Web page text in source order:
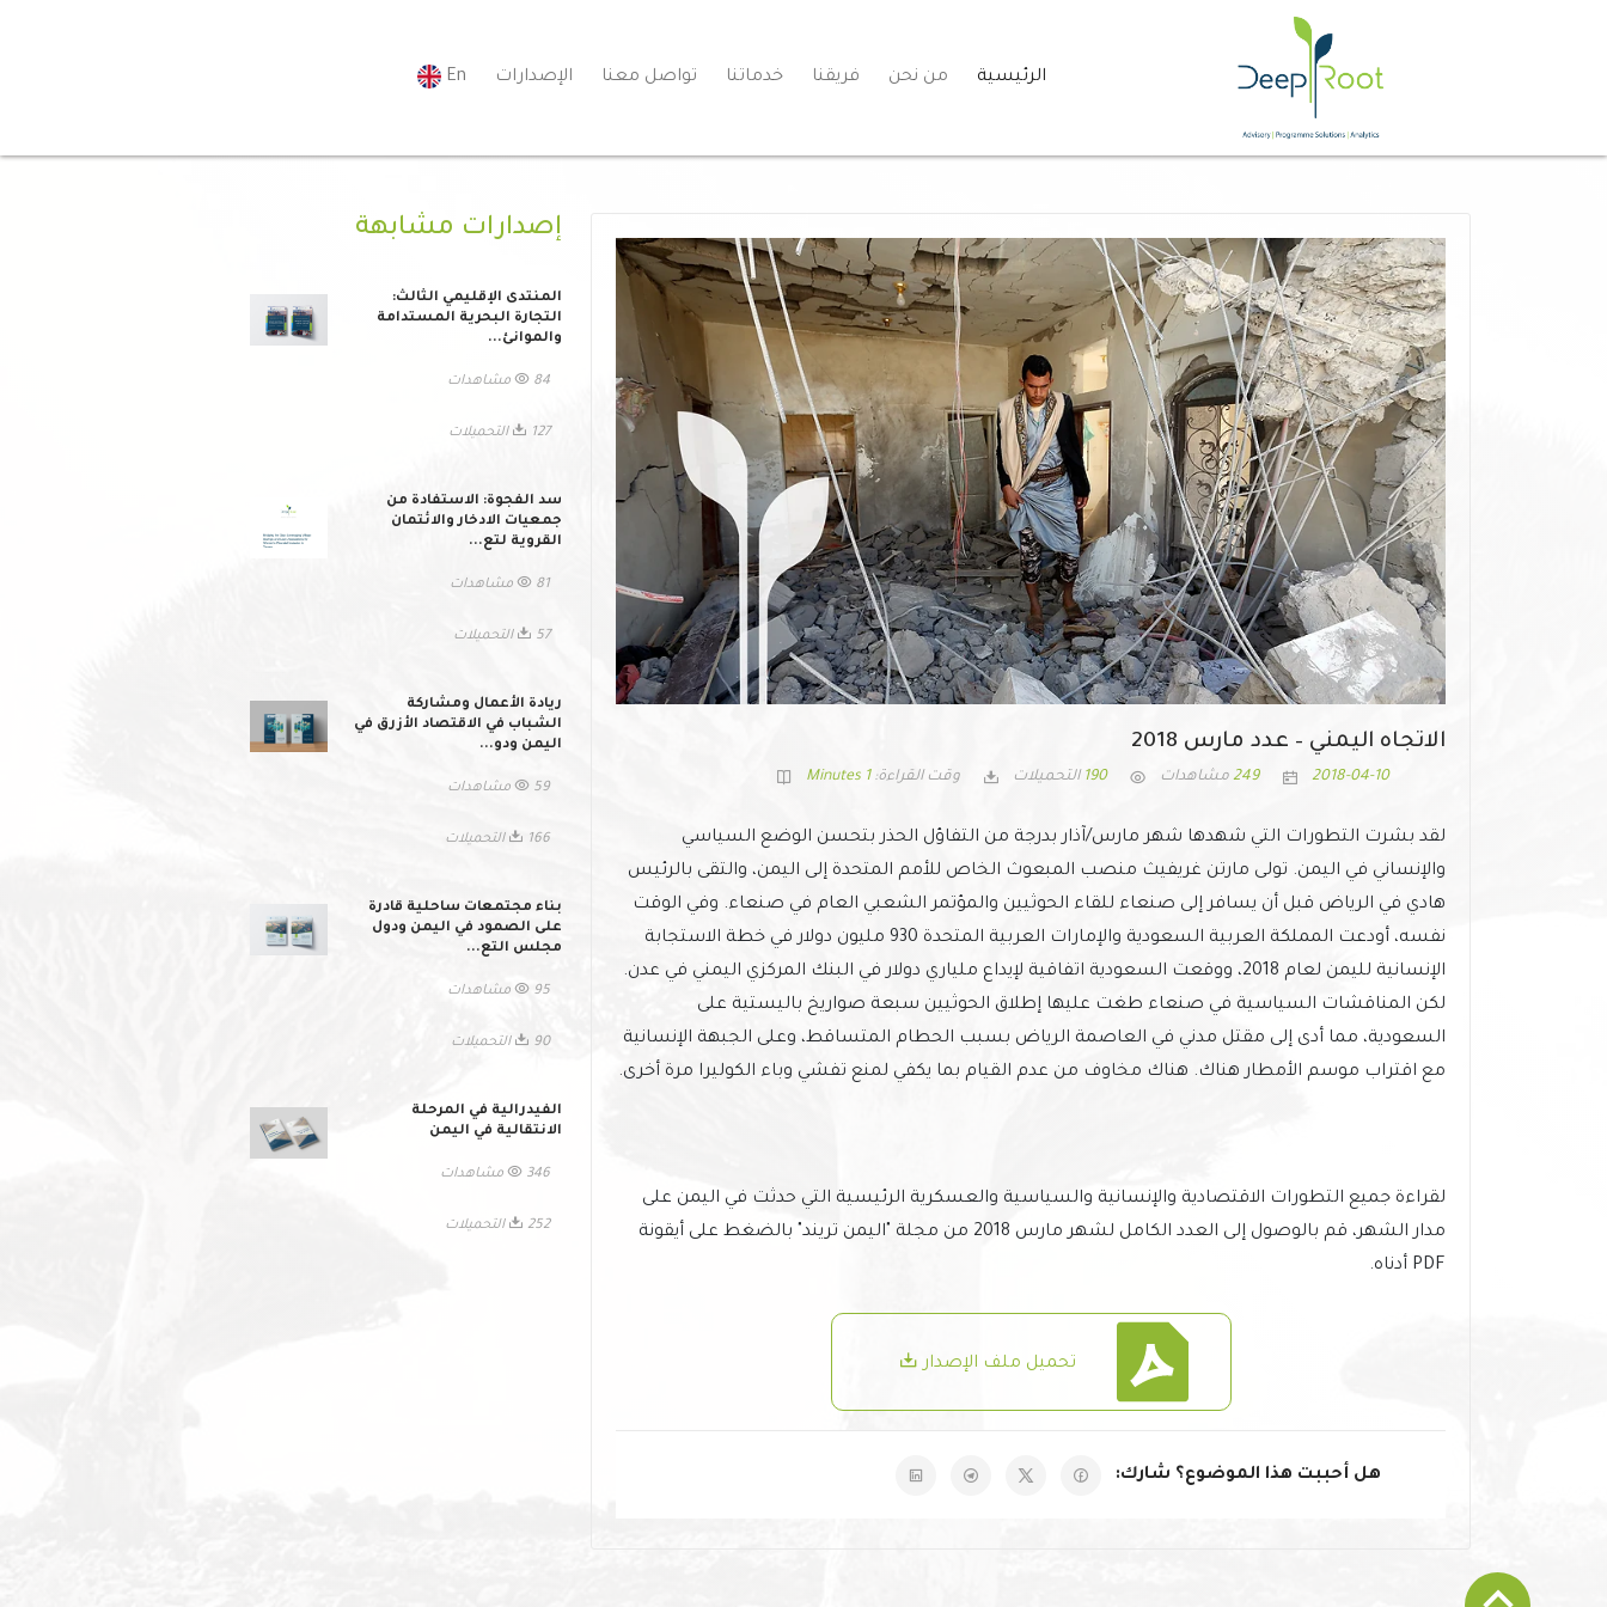
الرئيسية من نحن فريقنا خدماتنا تواصل معنا الإصدارات En
الاتجاه اليمني – عدد مارس 2018
2018-04-10
249 مشاهدات 190 التحميلات وقت القراءة:1 Minutes
لقد بشرت التطورات التي شهدها شهر مارس/آذار بدرجة من التفاؤل الحذر بتحسن الوضع السياسي
والإنساني في اليمن. تولى مارتن غريفيث منصب المبعوث الخاص للأمم المتحدة إلى اليمن، والتقى بالرئيس
هادي في الرياض قبل أن يسافر إلى صنعاء للقاء الحوثيين والمؤتمر الشعبي العام في صنعاء. وفي الوقت
نفسه، أودعت المملكة العربية السعودية والإمارات العربية المتحدة 930 مليون دولار في خطة الاستجابة
الإنسانية لليمن لعام 2018، ووقعت السعودية اتفاقية لإيداع ملياري دولار في البنك المركزي اليمني في عدن.
لكن المناقشات السياسية في صنعاء طغت عليها إطلاق الحوثيين سبعة صواريخ باليستية على
السعودية، مما أدى إلى مقتل مدني في العاصمة الرياض بسبب الحطام المتساقط، وعلى الجبهة الإنسانية
مع اقتراب موسم الأمطار هناك. هناك مخاوف من عدم القيام بما يكفي لمنع تفشي وباء الكوليرا مرة أخرى.
لقراءة جميع التطورات الاقتصادية والإنسانية والسياسية والعسكرية الرئيسية التي حدثت في اليمن على
مدار الشهر، قم بالوصول إلى العدد الكامل لشهر مارس 2018 من مجلة "اليمن تريند" بالضغط على أيقونة
PDF أدناه.
تحميل ملف الإصدار
هل أحببت هذا الموضوع؟ شارك:
إصدارات مشابهة
المنتدى الإقليمي الثالث:
التجارة البحرية المستدامة
والموانئ...
84 مشاهدات
127 التحميلات
سد الفجوة: الاستفادة من
جمعيات الادخار والائتمان
القروية لتع...
81 مشاهدات
57 التحميلات
ريادة الأعمال ومشاركة
الشباب في الاقتصاد الأزرق في
اليمن ودو...
59 مشاهدات
166 التحميلات
بناء مجتمعات ساحلية قادرة
على الصمود في اليمن ودول
مجلس التع...
95 مشاهدات
90 التحميلات
الفيدرالية في المرحلة
الانتقالية في اليمن
346 مشاهدات
252 التحميلات